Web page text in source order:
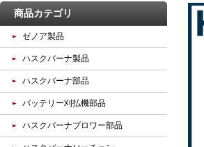
商品カテゴリ
ゼノア製品
ハスクバーナ製品
ハスクバーナ部品
バッテリー刈払機部品
ハスクバーナブロワー部品